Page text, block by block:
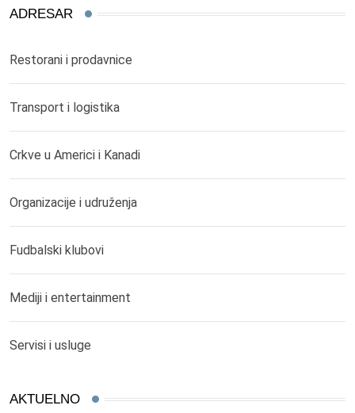
ADRESAR
Restorani i prodavnice
Transport i logistika
Crkve u Americi i Kanadi
Organizacije i udruženja
Fudbalski klubovi
Mediji i entertainment
Servisi i usluge
AKTUELNO